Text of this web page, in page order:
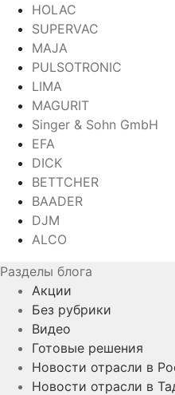
HOLAC
SUPERVAC
MAJA
PULSOTRONIC
LIMA
MAGURIT
Singer & Sohn GmbH
EFA
DICK
BETTCHER
BAADER
DJM
ALCO
Разделы блога
Акции
Без рубрики
Видео
Готовые решения
Новости отрасли в
Новости отрасли в